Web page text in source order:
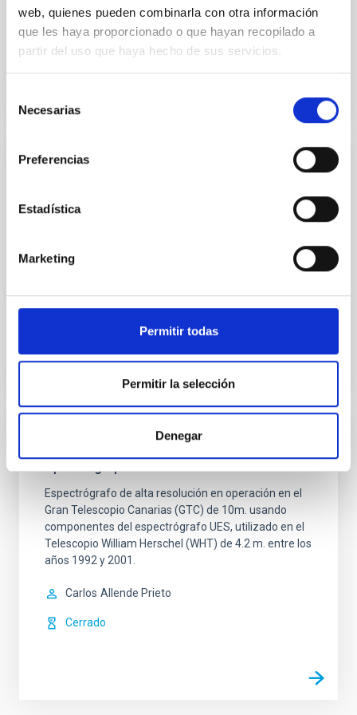
web, quienes pueden combinarla con otra información
que les haya proporcionado o que hayan recopilado a
partir del uso que haya hecho de sus servicios.
Necesarias
Preferencias
Estadística
Marketing
Permitir todas
Permitir la selección
Denegar
Jorge Cepa Nogue
En ejecución
Nuevo espectrógrafo multiobjeto que se ubicará en
Roque de Los Muchachos, en la Isla de La Palma.
HORuS - High Optical Resolution
Spectrograph
Espectrógrafo de alta resolución en operación en el
Gran Telescopio Canarias (GTC) de 10m. usando
componentes del espectrógrafo UES, utilizado en el
Telescopio William Herschel (WHT) de 4.2 m. entre los
años 1992 y 2001.
Carlos Allende Prieto
Cerrado